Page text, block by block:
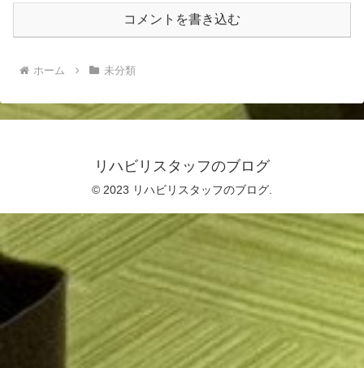
コメントを書き込む
ホーム 未分類
リハビリスタッフのブログ
© 2023 リハビリスタッフのブログ.